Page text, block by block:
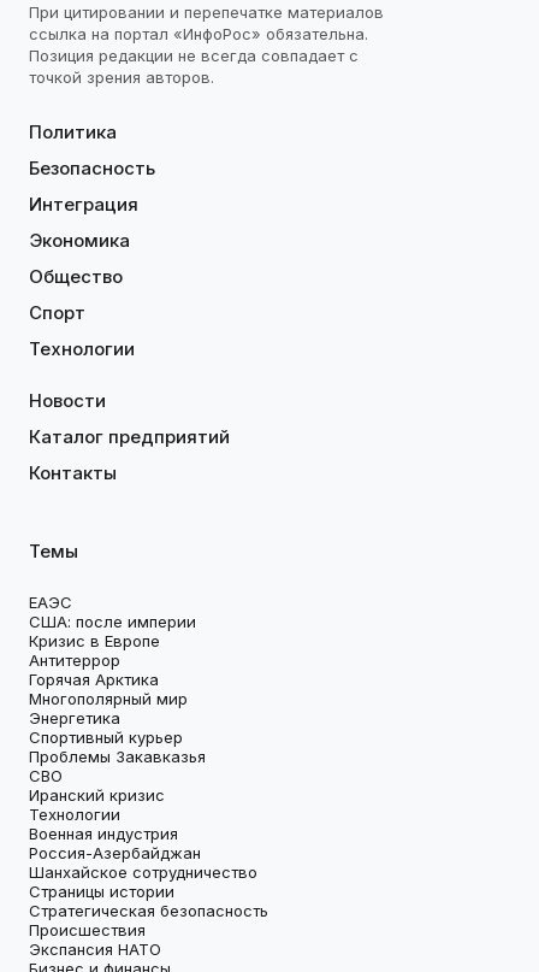
При цитировании и перепечатке материалов
ссылка на портал «ИнфоРос» обязательна.
Позиция редакции не всегда совпадает с
точкой зрения авторов.
Политика
Безопасность
Интеграция
Экономика
Общество
Спорт
Технологии
Новости
Каталог предприятий
Контакты
Темы
ЕАЭС
США: после империи
Кризис в Европе
Антитеррор
Горячая Арктика
Многополярный мир
Энергетика
Спортивный курьер
Проблемы Закавказья
СВО
Иранский кризис
Технологии
Военная индустрия
Россия-Азербайджан
Шанхайское сотрудничество
Страницы истории
Стратегическая безопасность
Происшествия
Экспансия НАТО